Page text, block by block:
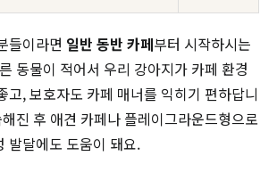
들이라면 일반 동반 카페부터 시작하시는
동물이 적어서 우리 강아지가 카페 환경
고, 보호자도 카페 매너를 익히기 편하답니
진 후 애견 카페나 플레이그라운드형으로
발달에도 도움이 돼요.